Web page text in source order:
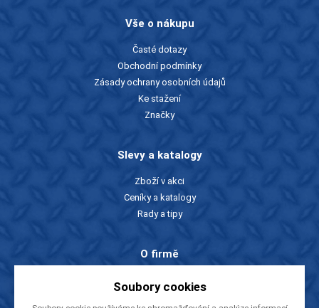
Vše o nákupu
Časté dotazy
Obchodní podmínky
Zásady ochrany osobních údajů
Ke stažení
Značky
Slevy a katalogy
Zboží v akci
Ceníky a katalogy
Rady a tipy
O firmě
Kontakty
Soubory cookies